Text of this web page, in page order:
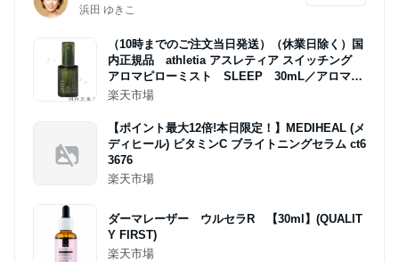
浜田 ゆきこ
（10時までのご注文当日発送）（休業日除く）国
内正規品 athletia アスレティア スイッチング
アロマピローミスト SLEEP 30mL／アロマピ
ローミスト
楽天市場
【ポイント最大12倍!本日限定！】MEDIHEAL (メ
ディヒール) ビタミンC ブライトニングセラム ct6
3676
楽天市場
ダーマレーザー ウルセラR 【30ml】(QUALIT
Y FIRST)
楽天市場